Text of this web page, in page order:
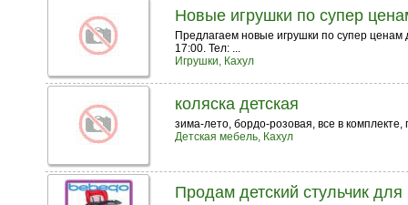
Новые игрушки по супер
Предлагаем новые игрушки по супер ценам
17:00. Тел: ...
Игрушки, Кахул
коляска детская
зима-лето, бордо-розовая, все в
Детская мебель, Кахул
Продам детский стульчик